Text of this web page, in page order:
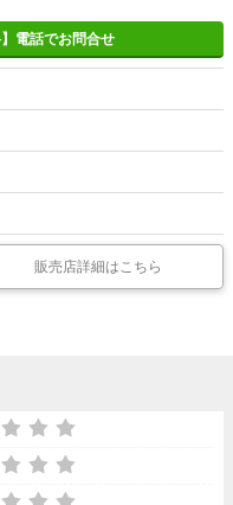
】電話でお問合せ
販売店詳細はこちら